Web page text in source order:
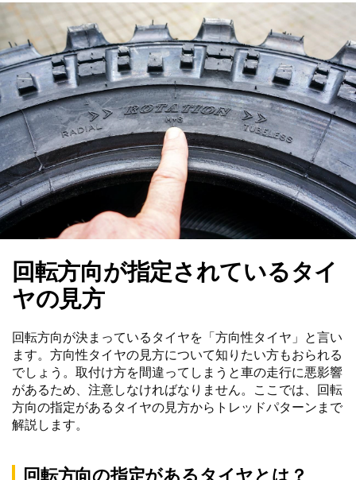
回転方向が指定されているタイ
ヤの見方
回転方向が決まっているタイヤを「方向性タイヤ」と言い
ます。方向性タイヤの見方について知りたい方もおられる
でしょう。取付け方を間違ってしまうと車の走行に悪影響
があるため、注意しなければなりません。ここでは、回転
方向の指定があるタイヤの見方からトレッドパターンまで
解説します。
回転方向の指定があるタイヤとは？